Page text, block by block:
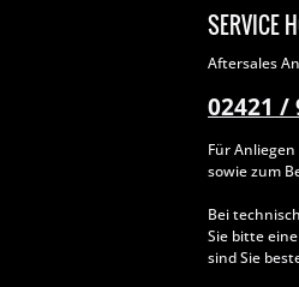
SERVICE
Aftersales
02421 /
Für
sowie zum
Bei
Sie bitte
sind Sie